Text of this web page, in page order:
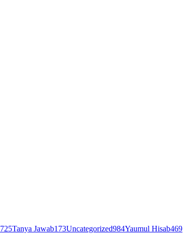
725Tanya Jawab173Uncategorized984Yaumul Hisab469